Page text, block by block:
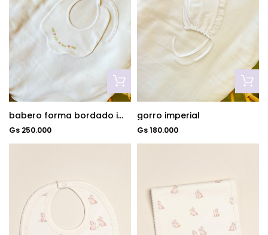
babero forma bordado imperial
Gs 250.000
gorro imperial
Gs 180.000